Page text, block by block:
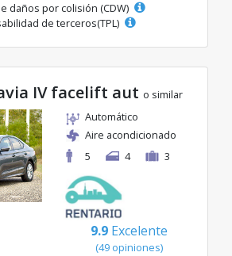
daños por colisión (CDW)
de terceros(TPL)
IV facelift aut o similar
Automático
Aire acondicionado
5
4 3
9.9 Excelente
(49 opiniones)